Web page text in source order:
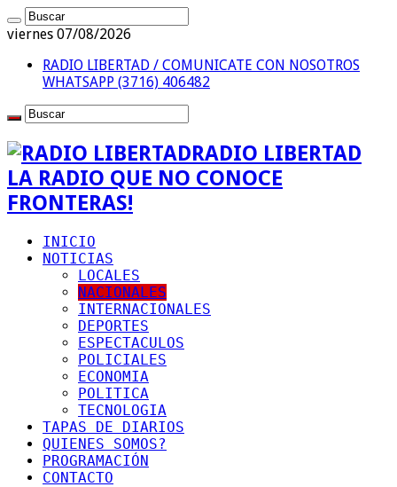
viernes 07/08/2026
RADIO LIBERTAD / COMUNICATE CON NOSOTROS
WHATSAPP (3716) 406482
RADIO LIBERTAD
LA RADIO QUE NO CONOCE
FRONTERAS!
INICIO
NOTICIAS
LOCALES
NACIONALES
INTERNACIONALES
DEPORTES
ESPECTACULOS
POLICIALES
ECONOMIA
POLITICA
TECNOLOGIA
TAPAS DE DIARIOS
QUIENES SOMOS?
PROGRAMACIÓN
CONTACTO